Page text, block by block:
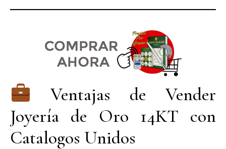
Ventajas de Vender
Joyería de Oro 14KT con
Catalogos Unidos